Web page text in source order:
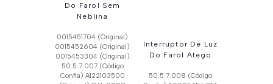
Do Farol Sem
Neblina
0015451704 (Original)
0015452604 (Original)
0015453304 (Original)
50.5.7.007 (Código
Confia) A122103500
Interruptor De Luz
Do Farol Atego
50.5.7.008 (Código